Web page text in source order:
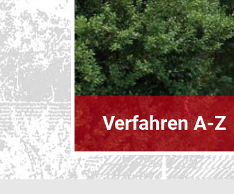
Verfahren A-Z